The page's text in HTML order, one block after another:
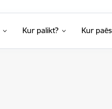
Kur palikt? Kur